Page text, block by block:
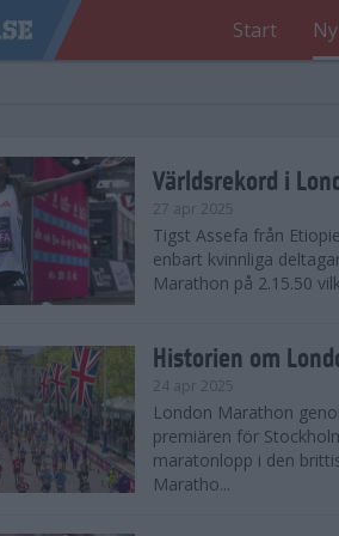
Start
Världsrekord i
27 apr 2025
Tigst Assefa från
enbart kvinnliga
Marathon på 2.15.50
Historien om
24 apr 2025
London Marathon
premiären för
maratonlopp i den
Maratho...